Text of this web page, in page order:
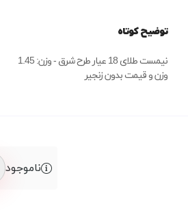
توضیح کوتاه
نیمست طلای 18 عیار طرح شرق - وزن: 1.45
وزن و قیمت بدون زنجیر
ناموجود